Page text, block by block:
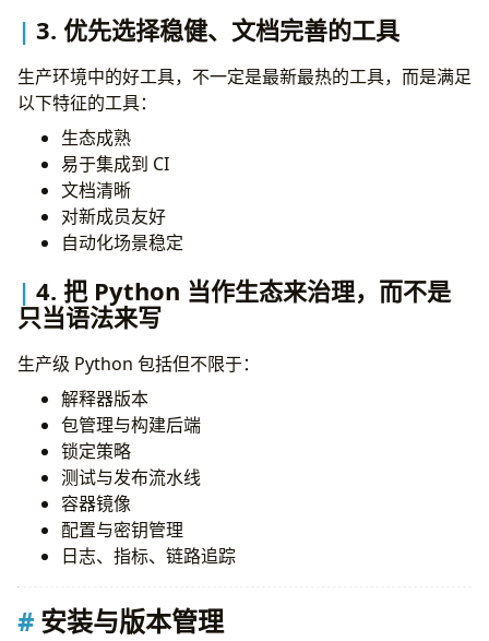
优先使用结构化并发
一定要限制并发度
正确处理取消
为所有外部调用设置超时
数据建模
根据场景选择合适建模方式
合理使用
把领域约束尽量放回模型本身
传输模型与领域模型分离
日志
优先结构化日志
记录事件，而不是写散文
必须传播关联标识
严禁记录敏感信息
明确定义日志级别
错误处理
设计清晰的异常体系
精准捕获，不要大网兜
使用raise ... from
在边界尽早失败
不要用异常做常规分支控制
测试
3. 优先选择稳健、文档完善的工具
生产环境中的好工具，不一定是最新最热的工具，而是满足
以下特征的工具：
生态成熟
易于集成到 CI
文档清晰
对新成员友好
自动化场景稳定
4. 把 Python 当作生态来治理，而不是
只当语法来写
生产级 Python 包括但不限于：
解释器版本
包管理与构建后端
锁定策略
测试与发布流水线
容器镜像
配置与密钥管理
日志、指标、链路追踪
安装与版本管理